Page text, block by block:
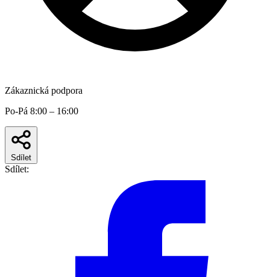
Zákaznická podpora
Po-Pá 8:00 – 16:00
Sdílet
Sdílet: